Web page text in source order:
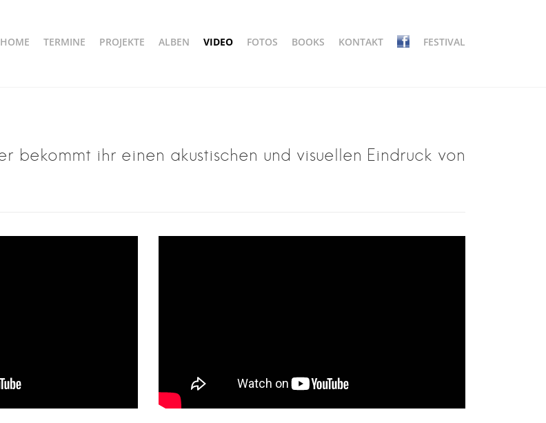
HOME TERMINE PROJEKTE ALBEN VIDEO FOTOS BOOKS KONTAKT FESTIVAL
bekommt ihr einen akustischen und visuellen Eindruck von